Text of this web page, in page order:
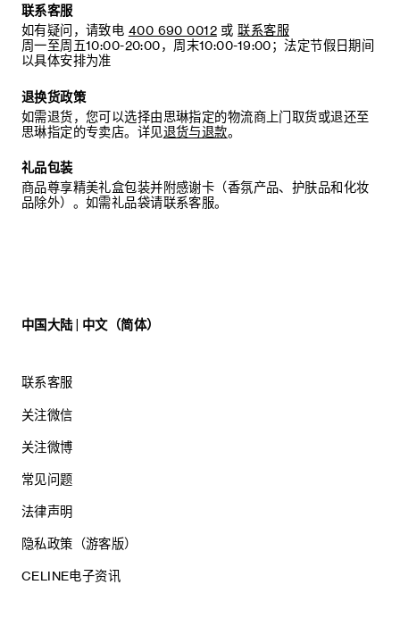
联系客服
如有疑问，请致电 400 690 0012 或 联系客服
周一至周五10:00-20:00，周末10:00-19:00；法定节假日期间
以具体安排为准
退换货政策
如需退货，您可以选择由思琳指定的物流商上门取货或退还至
思琳指定的专卖店。详见退货与退款。
礼品包装
商品尊享精美礼盒包装并附感谢卡（香氛产品、护肤品和化妆
品除外）。如需礼品袋请联系客服。
中国大陆 | 中文（简体）
联系客服
关注微信
关注微博
常见问题
法律声明
隐私政策（游客版）
CELINE电子资讯